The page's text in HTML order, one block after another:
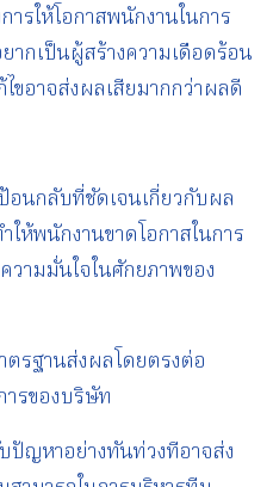
ารให้โอกาสพนักงานในการ
ากเป็นผู้สร้างความเดือดร้อน
ขอาจส่งผลเสียมากกว่าผลดี
อนกลับที่ชัดเจนเกี่ยวกับผล
ให้พนักงานขาดโอกาสในการ
ามมั่นใจในศักยภาพของ
รฐานส่งผลโดยตรงต่อ
รของบริษัท
ปัญหาอย่างทันท่วงทีอาจส่ง